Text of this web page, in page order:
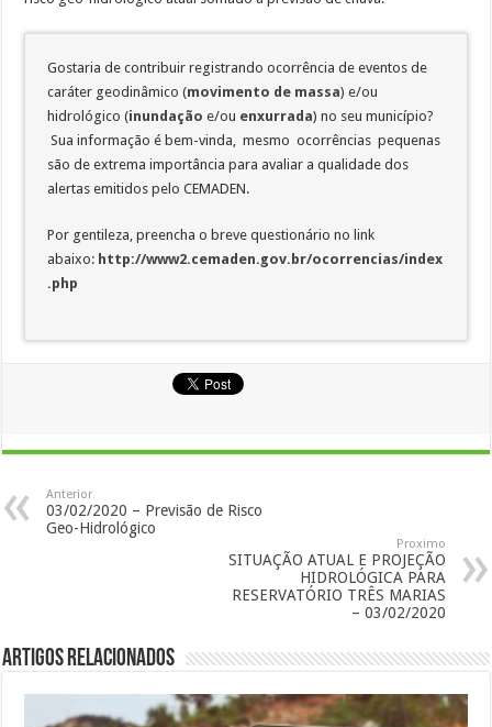
Gostaria de contribuir registrando ocorrência de eventos de
caráter geodinâmico (movimento de massa) e/ou
hidrológico (inundaçãoe/ou enxurrada) no seu município?
Sua informação é bem-vinda, mesmo ocorrências pequenas
são de extrema importância para avaliar a qualidade dos
alertas emitidos pelo CEMADEN.
Por gentileza, preencha o breve questionário no link
abaixo: http://www2.cemaden.gov.br/ocorrencias/index
.php
Anterior
03/02/2020 – Previsão de Risco
Geo-Hidrológico
Proximo
SITUAÇÃO ATUAL E PROJEÇÃO
HIDROLÓGICA PARA
RESERVATÓRIO TRÊS MARIAS
– 03/02/2020
Artigos Relacionados